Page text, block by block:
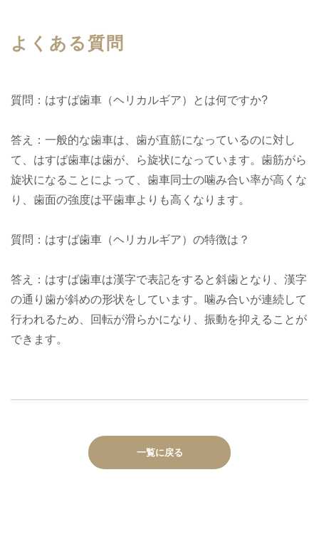
よくある質問
質問：はすば歯車（ヘリカルギア）とは何ですか?
答え：一般的な歯車は、歯が直筋になっているのに対し
て、はすば歯車は歯が、ら旋状になっています。歯筋がら
旋状になることによって、歯車同士の噛み合い率が高くな
り、歯面の強度は平歯車よりも高くなります。
質問：はすば歯車（ヘリカルギア）の特徴は？
答え：はすば歯車は漢字で表記をすると斜歯となり、漢字
の通り歯が斜めの形状をしています。噛み合いが連続して
行われるため、回転が滑らかになり、振動を抑えることが
できます。
一覧に戻る